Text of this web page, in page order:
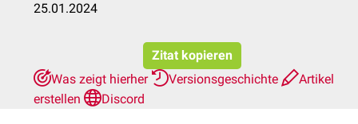
25.01.2024
Zitat kopieren
Was zeigt hierher
Versionsgeschichte
Artikel
erstellen
Discord